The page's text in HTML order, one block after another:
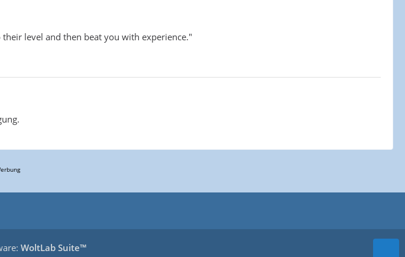
level and then beat you with experience."
WoltLab Suite™